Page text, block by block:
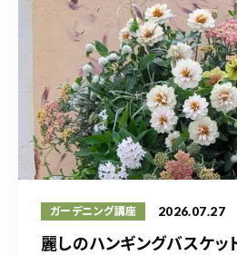
ガーデニング講座 2026.07.27
麗しのハンギングバスケ